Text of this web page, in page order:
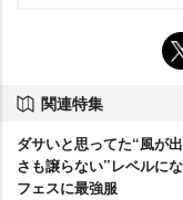
関連特集
ダサいと思ってた“風が
さも譲らない”レベル
フェスに最強服